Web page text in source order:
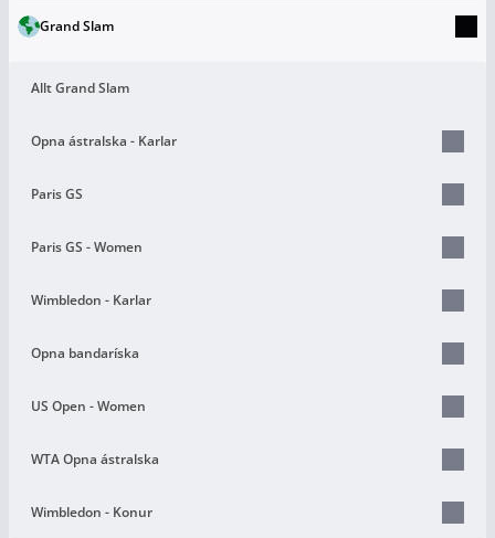
Grand Slam
Allt Grand Slam
Opna ástralska - Karlar
Paris GS
Paris GS - Women
Wimbledon - Karlar
Opna bandaríska
US Open - Women
WTA Opna ástralska
Wimbledon - Konur